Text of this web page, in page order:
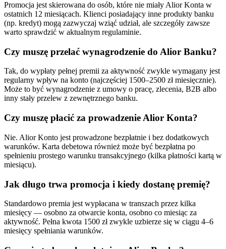
Promocja jest skierowana do osób, które nie miały Alior Konta w
ostatnich 12 miesiącach. Klienci posiadający inne produkty banku
(np. kredyt) mogą zazwyczaj wziąć udział, ale szczegóły zawsze
warto sprawdzić w aktualnym regulaminie.
Czy muszę przelać wynagrodzenie do Alior Banku?
Tak, do wypłaty pełnej premii za aktywność zwykle wymagany jest
regularny wpływ na konto (najczęściej 1500–2500 zł miesięcznie).
Może to być wynagrodzenie z umowy o pracę, zlecenia, B2B albo
inny stały przelew z zewnętrznego banku.
Czy muszę płacić za prowadzenie Alior Konta?
Nie. Alior Konto jest prowadzone bezpłatnie i bez dodatkowych
warunków. Karta debetowa również może być bezpłatna po
spełnieniu prostego warunku transakcyjnego (kilka płatności kartą w
miesiącu).
Jak długo trwa promocja i kiedy dostanę premię?
Standardowo premia jest wypłacana w transzach przez kilka
miesięcy — osobno za otwarcie konta, osobno co miesiąc za
aktywność. Pełna kwota 1500 zł zwykle uzbierze się w ciągu 4–6
miesięcy spełniania warunków.